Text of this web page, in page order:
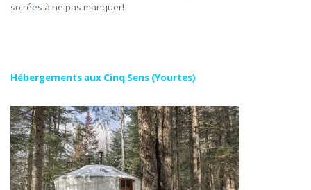
soirées à ne pas manquer!
Hébergements aux Cinq Sens (Yourtes)